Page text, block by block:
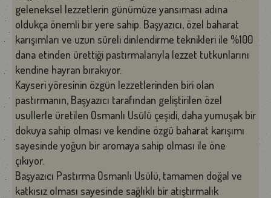
geleneksel lezzetlerin günümüze yansıması adına
oldukça önemli bir yere sahip. Başyazıcı, özel baharat
karışımları ve uzun süreli dinlendirme teknikleri ile %100
dana etinden ürettiği pastırmalarıyla lezzet tutkunlarını
kendine hayran bırakıyor.
Kayseri yöresinin özgün lezzetlerinden biri olan
pastırmanın, Başyazıcı tarafından geliştirilen özel
usullerle üretilen Osmanlı Usülü çeşidi, daha yumuşak bir
dokuya sahip olması ve kendine özgü baharat karışımı
sayesinde yoğun bir aromaya sahip olması ile öne
çıkıyor.
Başyazıcı Pastırma Osmanlı Usülü, tamamen doğal ve
katkısız olması sayesinde sağlıklı bir atıştırmalık